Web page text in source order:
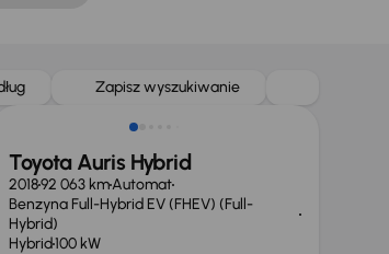
Zapisz wyszukiwanie
Toyota Auris Hybrid
201892 063 kmAutomat
Benzyna Full-Hybrid EV (FHEV) (Full-
Hybrid)
Hybrid100 kW